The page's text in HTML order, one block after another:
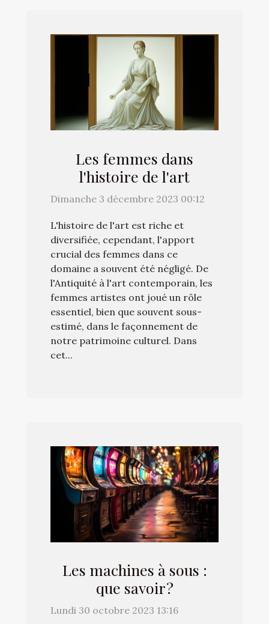
Les femmes dans
l'histoire de l'art
Dimanche 3 décembre 2023 00:12
L'histoire de l'art est riche et
diversifiée, cependant, l'apport
crucial des femmes dans ce
domaine a souvent été négligé. De
l'Antiquité à l'art contemporain, les
femmes artistes ont joué un rôle
essentiel, bien que souvent sous-
estimé, dans le façonnement de
notre patrimoine culturel. Dans
cet...
Les machines à sous :
que savoir ?
Lundi 30 octobre 2023 13:16